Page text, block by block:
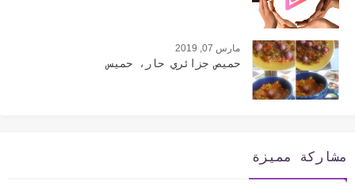
مارس 07, 2019
حميص جزائري حار، حميس
مشاركة مميزة